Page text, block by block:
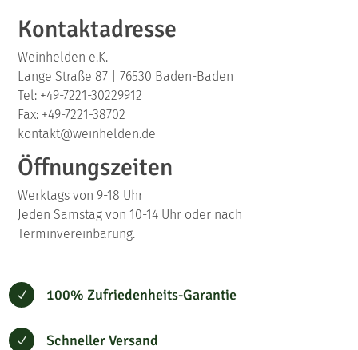
Kontaktadresse
Weinhelden e.K.
Lange Straße 87 | 76530 Baden-Baden
Tel: +49-7221-30229912
Fax: +49-7221-38702
kontakt@weinhelden.de
Öffnungszeiten
Werktags von 9-18 Uhr
Jeden Samstag von 10-14 Uhr oder nach
Terminvereinbarung.
N 100% Zufriedenheits-Garantie
N Schneller Versand